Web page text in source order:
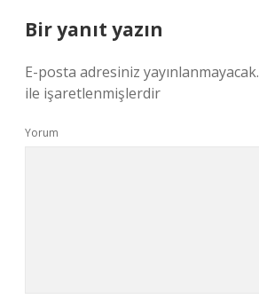
Bir yanıt yazın
E-posta adresiniz yayınlanmayacak.
ile işaretlenmişlerdir
Yorum